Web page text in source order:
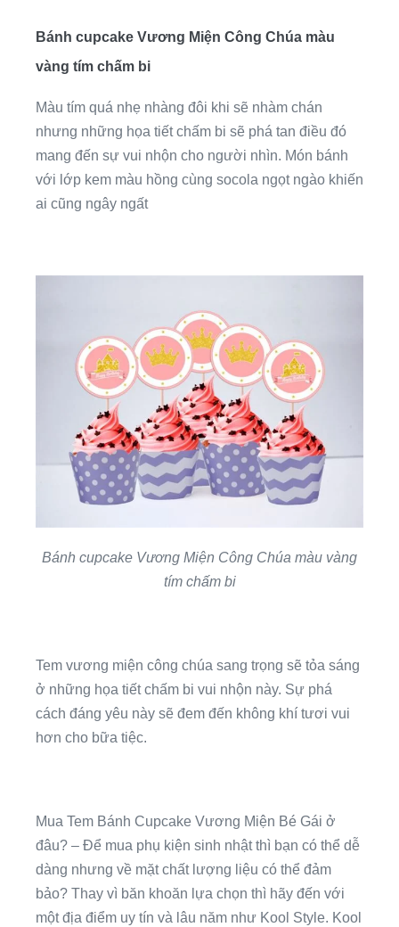
Bánh cupcake Vương Miện Công Chúa màu
vàng tím chấm bi
Màu tím quá nhẹ nhàng đôi khi sẽ nhàm chán
nhưng những họa tiết chấm bi sẽ phá tan điều đó
mang đến sự vui nhộn cho người nhìn. Món bánh
với lớp kem màu hồng cùng socola ngọt ngào khiến
ai cũng ngây ngất
Bánh cupcake Vương Miện Công Chúa màu vàng
tím chấm bi
Tem vương miện công chúa sang trọng sẽ tỏa sáng
ở những họa tiết chấm bi vui nhộn này. Sự phá
cách đáng yêu này sẽ đem đến không khí tươi vui
hơn cho bữa tiệc.
Mua Tem Bánh Cupcake Vương Miện Bé Gái ở
đâu? – Để mua phụ kiện sinh nhật thì bạn có thể dễ
dàng nhưng về mặt chất lượng liệu có thể đảm
bảo? Thay vì băn khoăn lựa chọn thì hãy đến với
một địa điểm uy tín và lâu năm như Kool Style. Kool